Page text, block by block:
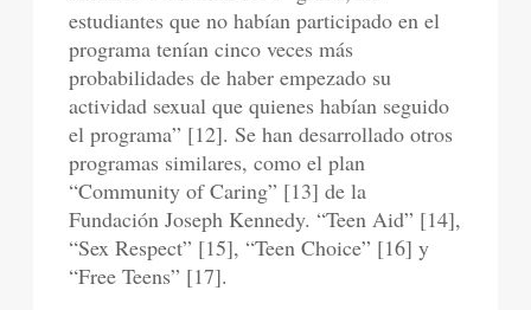
estudiantes que no habían participado en el
programa tenían cinco veces más
probabilidades de haber empezado su
actividad sexual que quienes habían seguido
el programa” [12]. Se han desarrollado otros
programas similares, como el plan
“Community of Caring” [13] de la
Fundación Joseph Kennedy. “Teen Aid” [14],
“Sex Respect” [15], “Teen Choice” [16] y
“Free Teens” [17].